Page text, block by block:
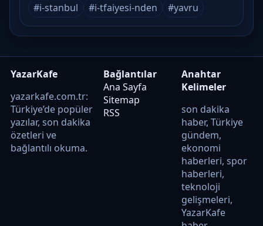
#i-stanbul
#i-tfaiyesi-nden #yavru
YazarKafe
yazarkafe.com.tr:
Türkiye’de popüler
yazılar, son dakika
özetleri ve
bağlantılı okuma.
Bağlantılar
Ana Sayfa
Sitemap
RSS
Anahtar
Kelimeler
son dakika
haber, Türkiye
gündem,
ekonomi
haberleri, spor
haberleri,
teknoloji
gelişmeleri,
YazarKafe